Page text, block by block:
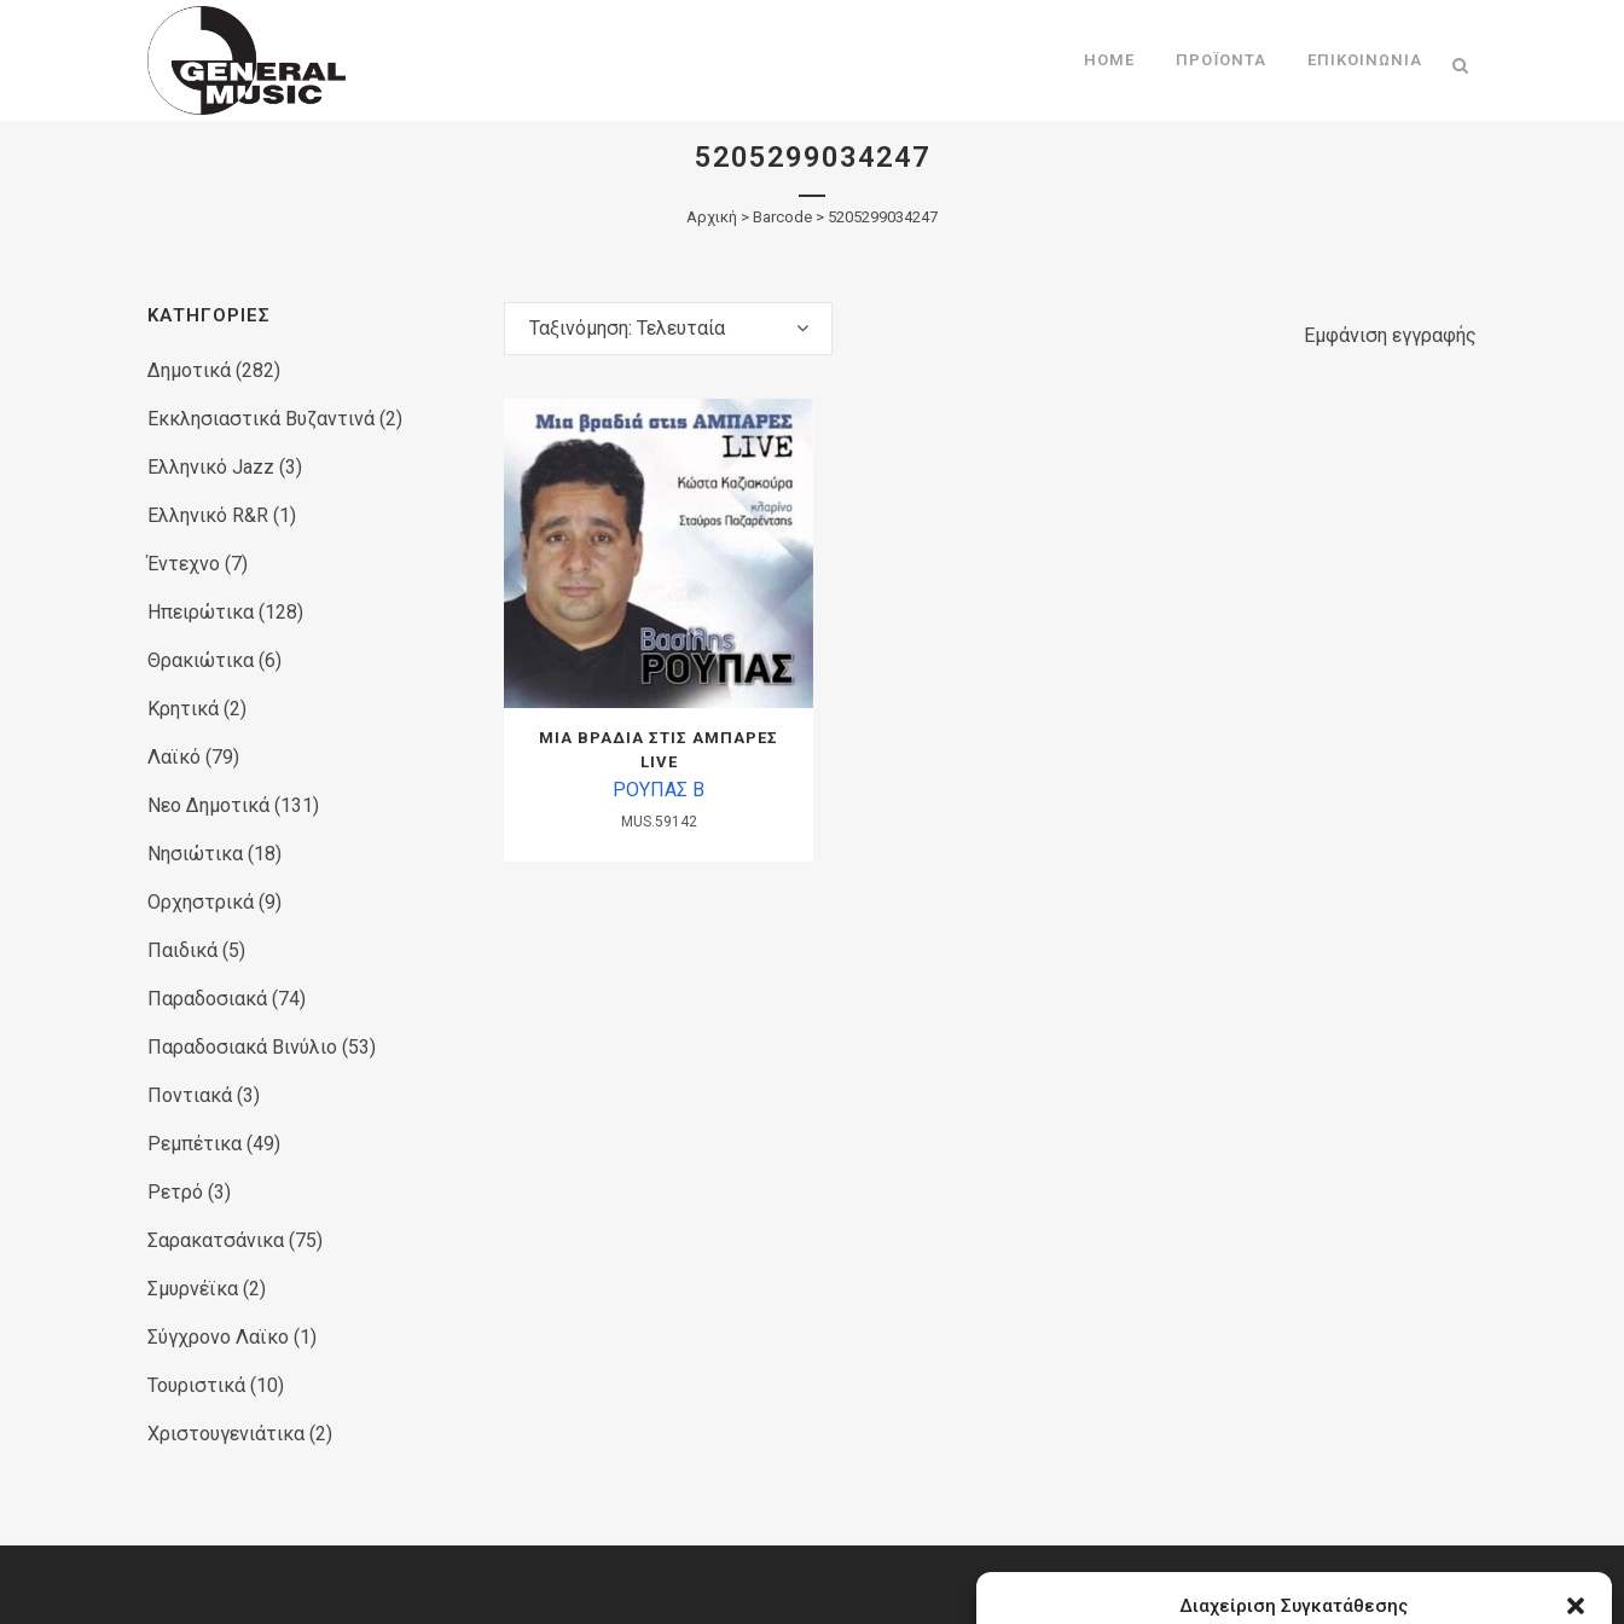
Διαχείριση Συγκατάθεσης
Products
HOME ΠΡΟΪΌΝΤΑ ΕΠΙΚΟΙΝΩΝΊΑ
5205299034247
Αρχική > Barcode > 5205299034247
ΚΑΤΗΓΟΡΊΕΣ
Δημοτικά (282)
Εκκλησιαστικά Βυζαντινά (2)
Ελληνικό Jazz (3)
Ελληνικό R&R (1)
Έντεχνο (7)
Ηπειρώτικα (128)
Θρακιώτικα (6)
Κρητικά (2)
Λαϊκό (79)
Νεο Δημοτικά (131)
Νησιώτικα (18)
Ορχηστρικά (9)
Παιδικά (5)
Παραδοσιακά (74)
Παραδοσιακά Βινύλιο (53)
Ποντιακά (3)
Ρεμπέτικα (49)
Ρετρό (3)
Σαρακατσάνικα (75)
Σμυρνέϊκα (2)
Σύγχρονο Λαϊκο (1)
Τουριστικά (10)
Χριστουγενιάτικα (2)
Εμφάνιση εγγραφής
Ταξινόμηση: Τελευταία
ΜΙΑ ΒΡΑΔΙΑ ΣΤΙΣ ΑΜΠΑΡΕΣ
LIVE
ΡΟΥΠΑΣ Β
MUS.59142